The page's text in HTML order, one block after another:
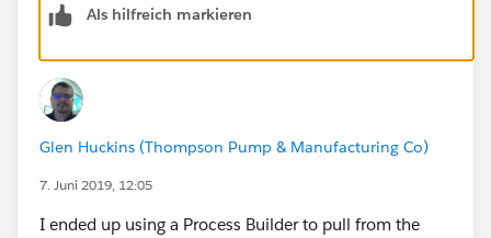
Als hilfreich markieren
Glen Huckins (Thompson Pump & Manufacturing Co)
7. Juni 2019, 12:05
I ended up using a Process Builder to pull from the